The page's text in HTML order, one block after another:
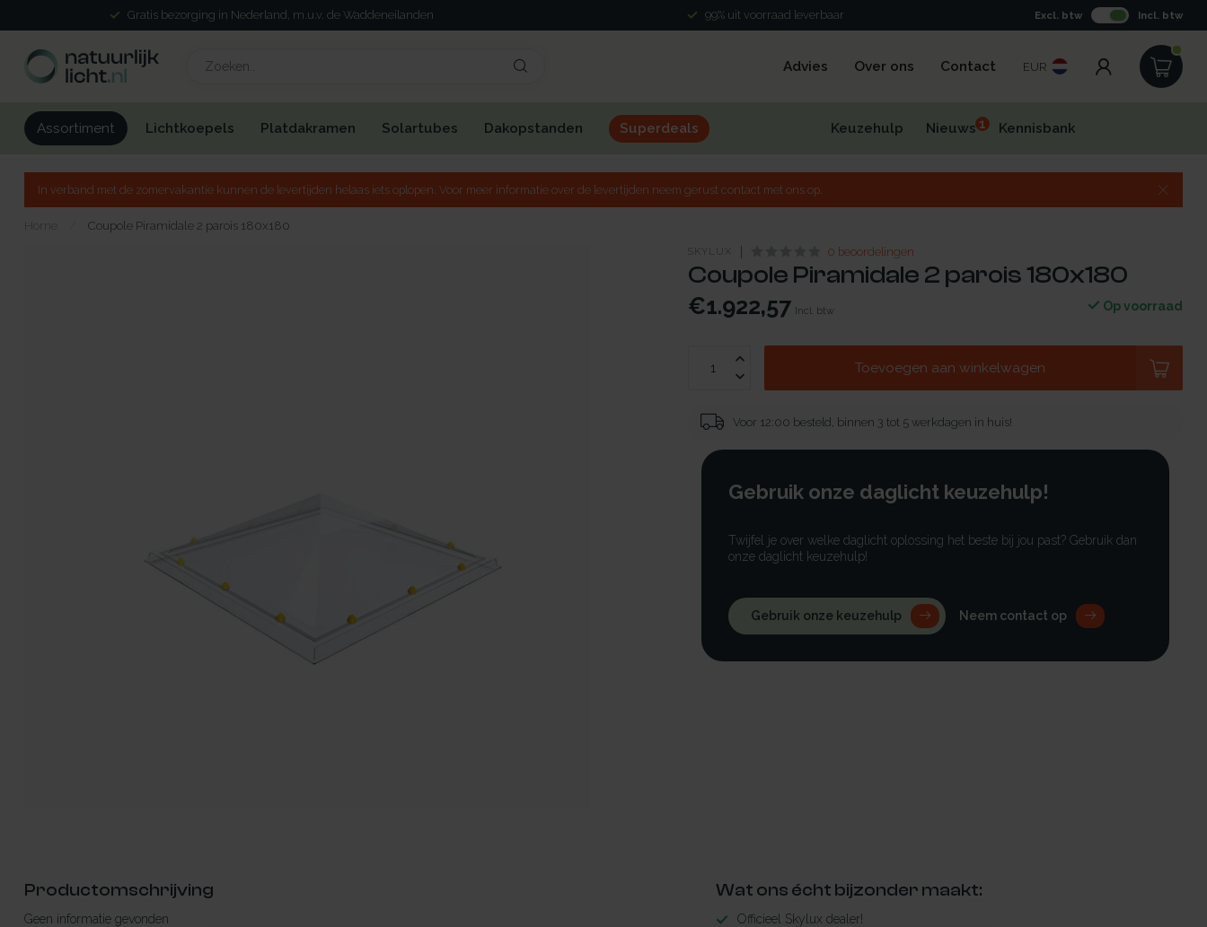
Gratis bezorging in Nederland, m.u.v. de Waddeneilanden 99% uit voorraad leverbaar Excl. btw Incl. btw
Advies Over ons Contact EUR
Assortiment Lichtkoepels Platdakramen Solartubes Dakopstanden Superdeals Keuzehulp Nieuws1 Kennisbank
In verband met de zomervakantie kunnen de levertijden helaas iets oplopen. Voor meer informatie over de levertijden neem gerust contact met ons op.
Home Coupole Piramidale 2 parois 180x180
SKYLUX 0 beoordelingen
Coupole Piramidale 2 parois 180x180
€1.922,57 Incl. btw Op voorraad
Toevoegen aan winkelwagen
Voor 12:00 besteld, binnen 3 tot 5 werkdagen in huis!
Gebruik onze daglicht keuzehulp!
Twijfel je over welke daglicht oplossing het beste bij jou past? Gebruik dan
onze daglicht keuzehulp!
Gebruik onze keuzehulp Neem contact op
Productomschrijving
Geen informatie gevonden
Wat ons écht bijzonder maakt:
Officieel Skylux dealer!